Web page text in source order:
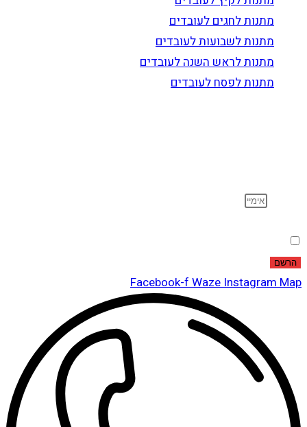
מתנות לחגים לעובדים
מתנות לשבועות לעובדים
מתנות לראש השנה לעובדים
מתנות לפסח לעובדים
הרשם
Facebook-f Waze Instagram Map